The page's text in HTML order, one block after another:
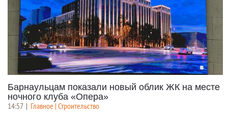
Барнаульцам показали новый облик ЖК на месте
ночного клуба «Опера»
14:57 | Главное | Строительство